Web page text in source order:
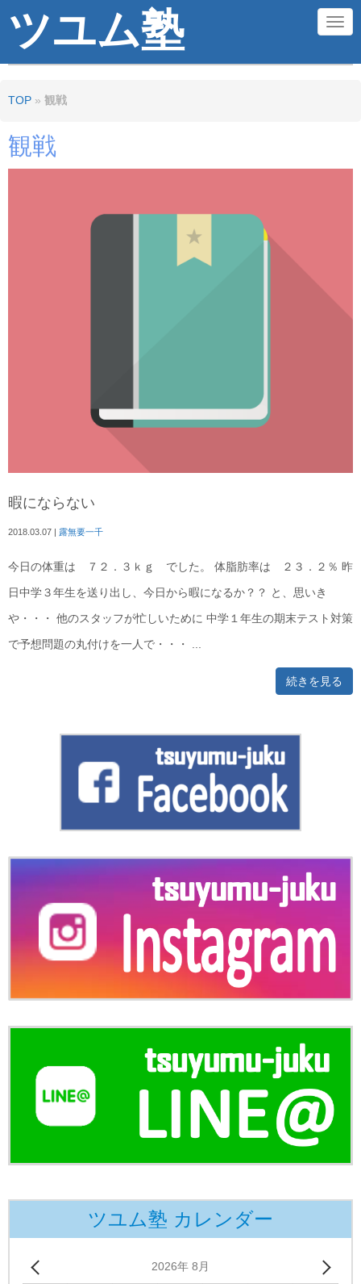
ツユム塾 N
TOP » 観戦
観戦
暇にならない
2018.03.07 | 露無要一千
今日の体重は ７２．３ｋｇ でした。 体脂肪率は ２３．２％ 昨
日中学３年生を送り出し、今日から暇になるか？？ と、思いき
や・・・ 他のスタッフが忙しいために 中学１年生の期末テスト対策
で予想問題の丸付けを一人で・・・ ...
続きを見る
ツユム塾 カレンダー
2026年 8月